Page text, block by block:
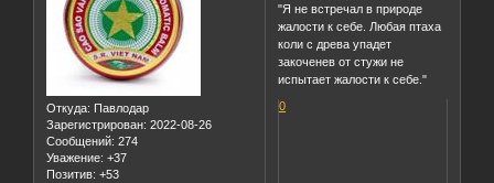
Откуда: Павлодар
Зарегистрирован: 2022-08-26
Сообщений: 274
Уважение: +37
Позитив: +53
"Я не встречал в природе
жалости к себе. Любая птаха
коли с древа упадет
закоченев от стужи не
испытает жалости к себе."
0